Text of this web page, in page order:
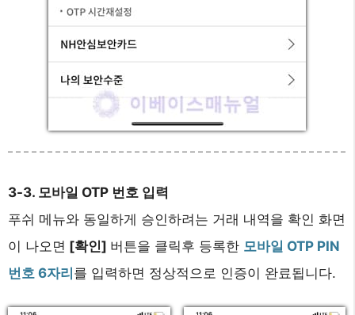
3-3. 모바일 OTP 번호 입력
푸쉬 메뉴와 동일하게 승인하려는 거래 내역을 확인 화면
이 나오면 [확인] 버튼을 클릭후 등록한 모바일 OTP PIN
번호 6자리 를 입력하면 정상적으로 인증이 완료됩니다.